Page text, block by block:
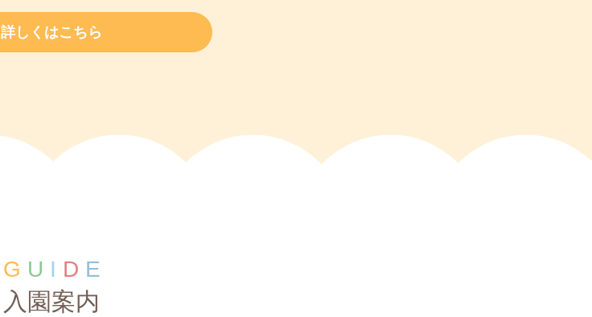
詳しくはこちら
G U I D E
入園案内